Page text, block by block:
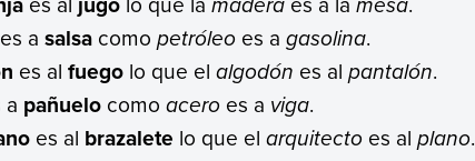
es asalsa comopetróleo es agasolina.
es alfuego lo que elalgodón es alpantalón.
a pañuelo comoacero es a viga.
es al brazalete lo que elarquitecto es alplano.